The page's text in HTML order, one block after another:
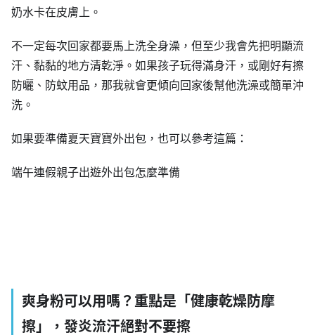
奶水卡在皮膚上。
不一定每次回家都要馬上洗全身澡，但至少我會先把明顯流
汗、黏黏的地方清乾淨。如果孩子玩得滿身汗，或剛好有擦
防曬、防蚊用品，那我就會更傾向回家後幫他洗澡或簡單沖
洗。
如果要準備夏天寶寶外出包，也可以參考這篇：
端午連假親子出遊外出包怎麼準備
爽身粉可以用嗎？重點是「健康乾燥防摩
擦」，發炎流汗絕對不要擦